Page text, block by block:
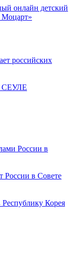
онлайн детский
Моцарт»
российских
России в
России в Совете
Корея